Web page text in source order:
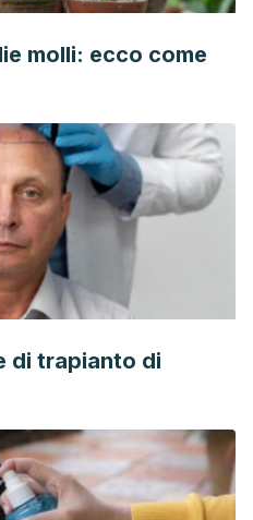
molli: ecco come
di trapianto di